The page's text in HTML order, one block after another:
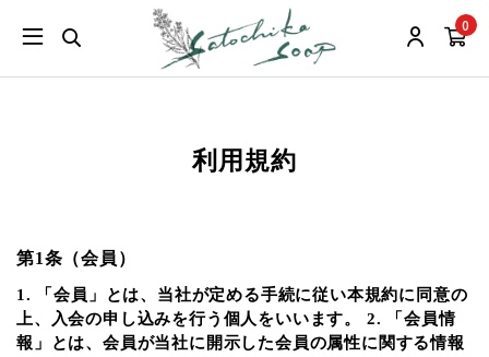
0
利用規約
第1条（会員）
1. 「会員」とは、当社が定める手続に従い本規約に同意の
上、入会の申し込みを行う個人をいいます。 2. 「会員情
報」とは、会員が当社に開示した会員の属性に関する情報